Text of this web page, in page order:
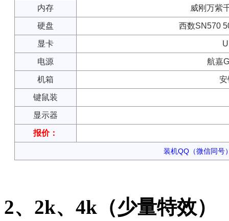
内存 威刚万紫
硬盘 西数SN570
显卡
电源 航嘉
机箱 安
键鼠装
显示器
报价：
装机QQ（微信同号
2、2k、4k（少量特效）